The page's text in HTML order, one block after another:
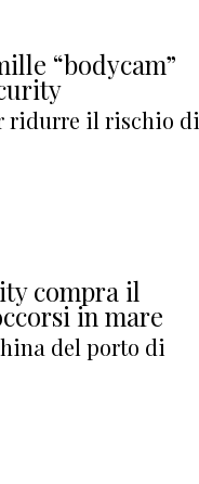
“bodycam”
ridurre il rischio di
compra il
in mare
del porto di